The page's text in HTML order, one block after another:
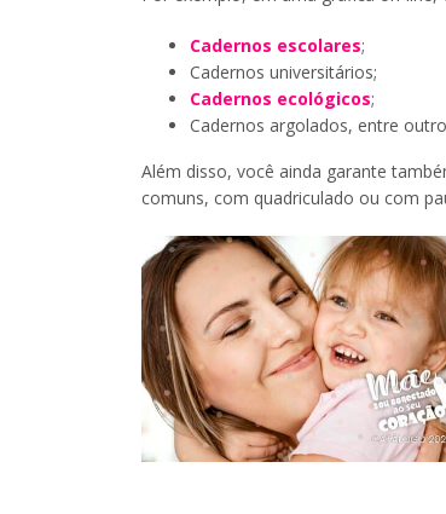
Cadernos escolares;
Cadernos universitários;
Cadernos ecológicos;
Cadernos argolados, entre
Além disso, você ainda garante
comuns, com quadriculado ou com